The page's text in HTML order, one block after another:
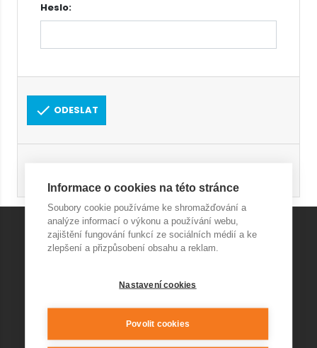
Heslo:
ODESLAT
KONTAKT AQUAPARK
+420 541 420 240
info@wellnesskurim.cz
Wellness Kuřim s.r.o.
Informace o cookies na této stránce
Soubory cookie používáme ke shromažďování a
analýze informací o výkonu a používání webu,
zajištění fungování funkcí ze sociálních médií a ke
zlepšení a přizpůsobení obsahu a reklam.
Nastavení cookies
Povolit cookies